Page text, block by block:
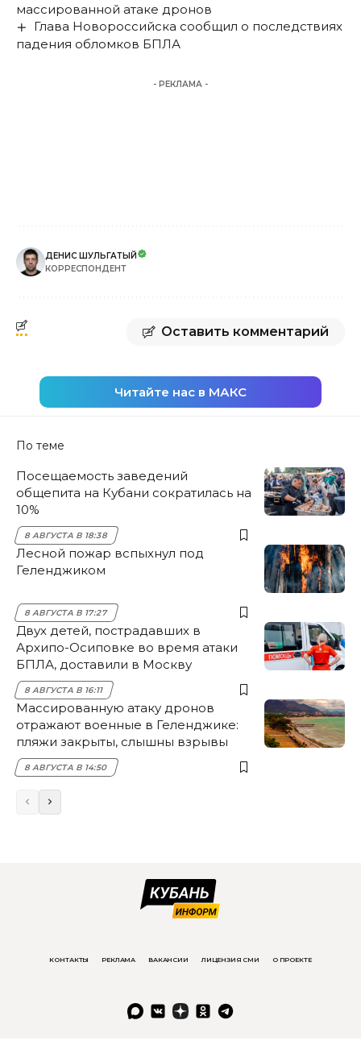
массированной атаке дронов
Глава Новороссийска сообщил о последствиях
падения обломков БПЛА
- РЕКЛАМА -
ДЕНИС ШУЛЬГАТЫЙ
КОРРЕСПОНДЕНТ
Оставить комментарий
Читайте нас в МАКС
По теме
Посещаемость заведений
общепита на Кубани сократилась на
10%
8 АВГУСТА В 18:38
Лесной пожар вспыхнул под
Геленджиком
8 АВГУСТА В 17:27
Двух детей, пострадавших в
Архипо-Осиповке во время атаки
БПЛА, доставили в Москву
8 АВГУСТА В 16:11
Массированную атаку дронов
отражают военные в Геленджике:
пляжи закрыты, слышны взрывы
8 АВГУСТА В 14:50
КОНТАКТЫ РЕКЛАМА ВАКАНСИИ ЛИЦЕНЗИЯ СМИ О ПРОЕКТЕ